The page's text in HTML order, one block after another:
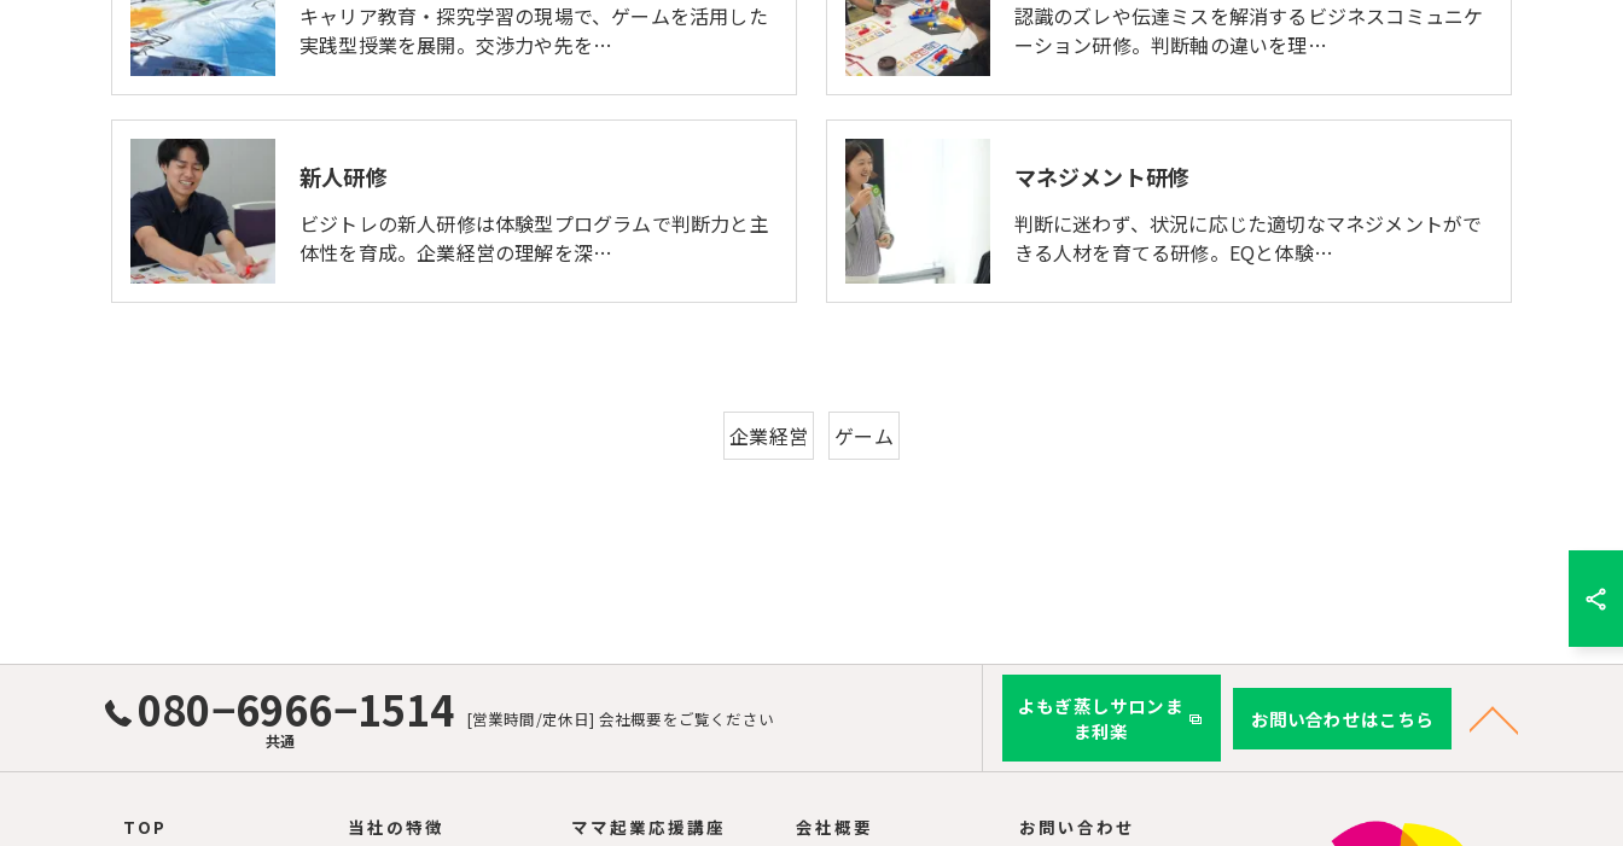
キャリア教育・探究学習の現場で、ゲームを活用した
実践型授業を展開。交渉力や先を…
認識のズレや伝達ミスを解消するビジネスコミュニケ
ーション研修。判断軸の違いを理…
新人研修
ビジトレの新人研修は体験型プログラムで判断力と主
体性を育成。企業経営の理解を深…
マネジメント研修
判断に迷わず、状況に応じた適切なマネジメントがで
きる人材を育てる研修。EQと体験…
企業経営 ゲーム
080−6966−1514
共通
[営業時間/定休日] 会社概要をご覧ください
よもぎ蒸しサロンま
ま利楽
お問い合わせはこちら
TOP 当社の特徴 ママ起業応援講座 会社概要 お問い合わせ